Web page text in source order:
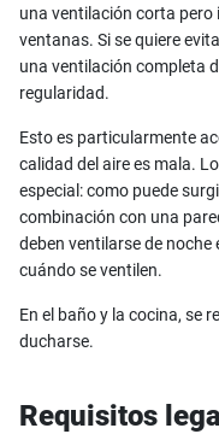
una ventilación corta
ventanas. Si se quiere
una ventilación completa
regularidad.
Esto es particularmente
calidad del aire es mala.
especial: como puede
combinación con una
deben ventilarse de
cuándo se ventilen.
En el baño y la cocina, se
ducharse.
Requisitos